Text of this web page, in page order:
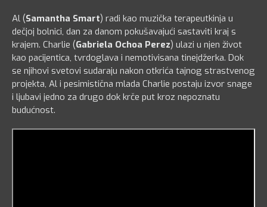
Al (Samantha Smart) radi kao muzička terapeutkinja u
dečjoj bolnici, dan za danom pokušavajući sastaviti kraj s
krajem. Charlie (Gabriela Ochoa Perez) ulazi u njen život
kao pacijentica, tvrdoglava i nemotivisana tinejdžerka. Dok
se njihovi svetovi sudaraju nakon otkrića tajnog strastvenog
projekta, Al i pesimistična mlada Charlie postaju izvor snage
i ljubavi jedno za drugo dok krče put kroz nepoznatu
budućnost.